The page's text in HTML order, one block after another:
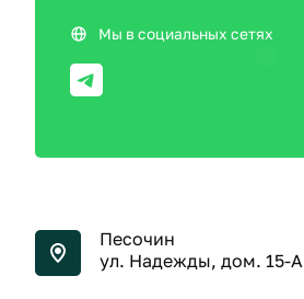
Мы в социальных сетях
Песочин
ул. Надежды, дом. 15-А